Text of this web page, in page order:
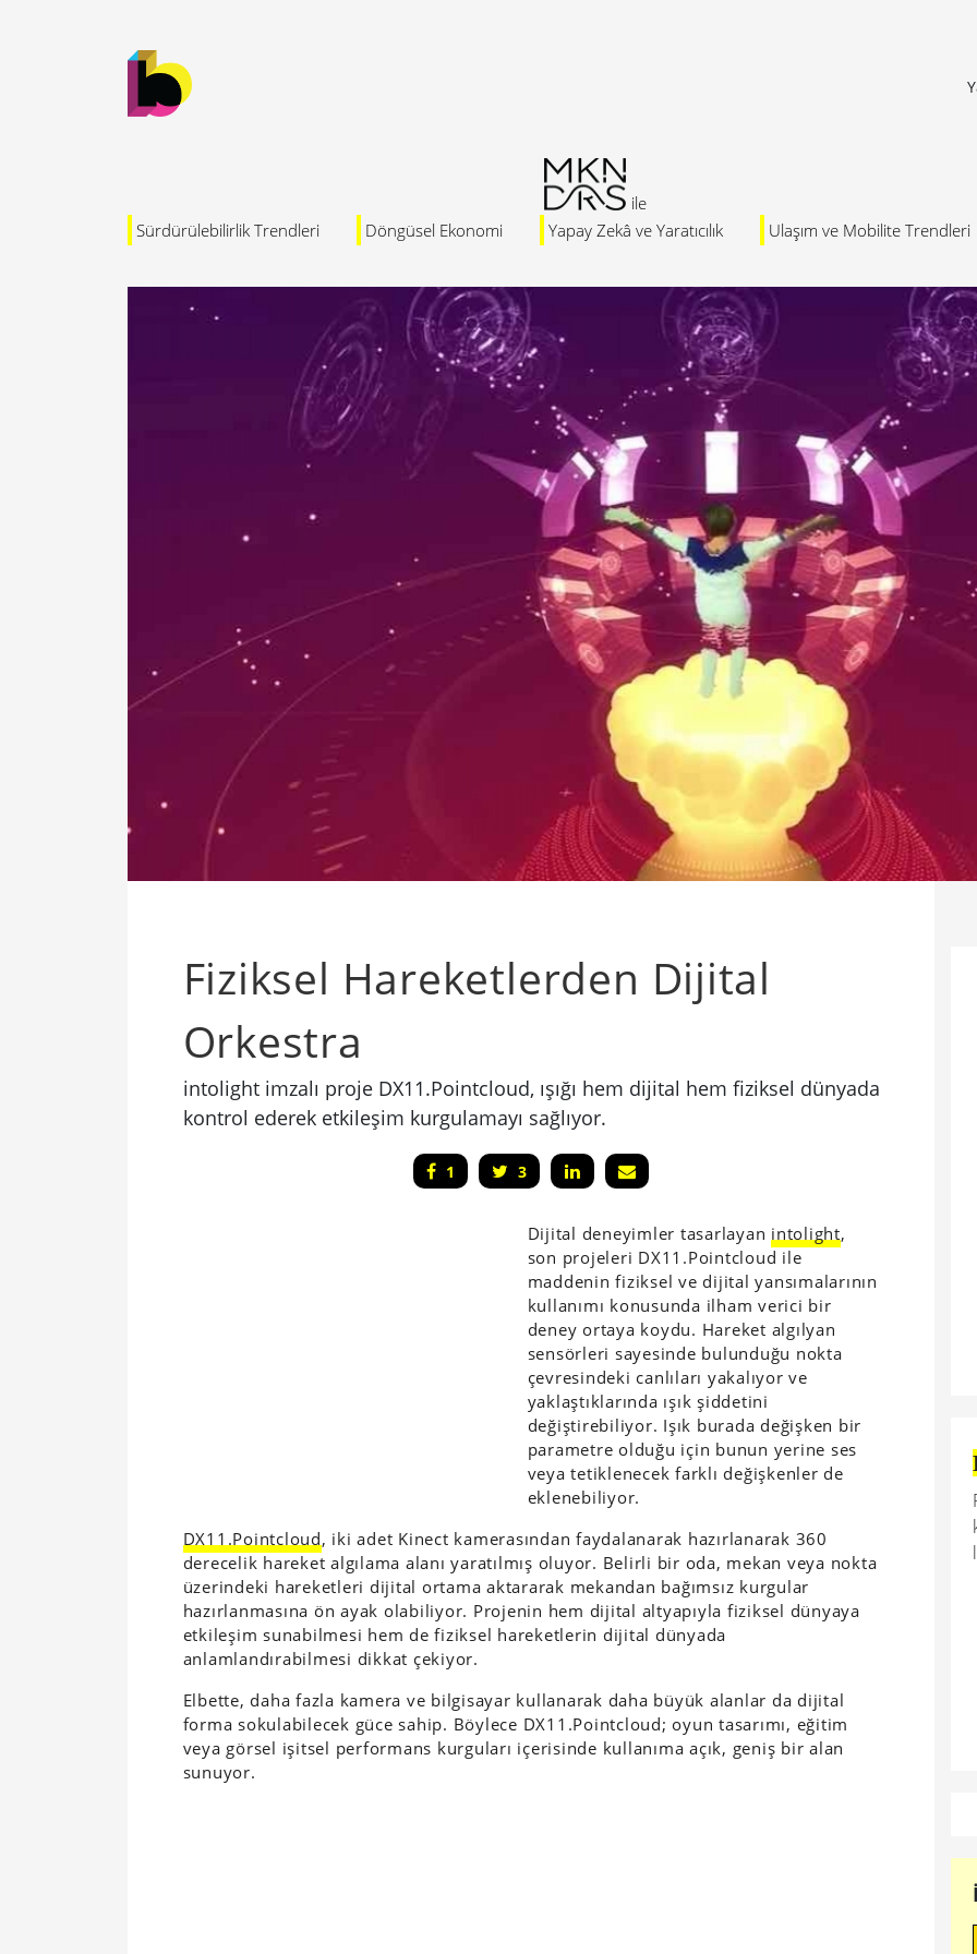
Sürdürülebilirlik Trendleri Döngüsel Ekonomi Yapay Zekâ ve Yaratıcılık Ulaşım ve Mobilite Trendleri
Fiziksel Hareketlerden Dijital
Orkestra
intolight imzalı proje DX11.Pointcloud, ışığı hem dijital hem fiziksel dünyada
kontrol ederek etkileşim kurgulamayı sağlıyor.
1 3
Dijital deneyimler tasarlayan intolight,
son projeleri DX11.Pointcloud ile
maddenin fiziksel ve dijital yansımalarının
kullanımı konusunda ilham verici bir
deney ortaya koydu. Hareket algılyan
sensörleri sayesinde bulunduğu nokta
çevresindeki canlıları yakalıyor ve
yaklaştıklarında ışık şiddetini
değiştirebiliyor. Işık burada değişken bir
parametre olduğu için bunun yerine ses
veya tetiklenecek farklı değişkenler de
eklenebiliyor.
DX11.Pointcloud, iki adet Kinect kamerasından faydalanarak hazırlanarak 360
derecelik hareket algılama alanı yaratılmış oluyor. Belirli bir oda, mekan veya nokta
üzerindeki hareketleri dijital ortama aktararak mekandan bağımsız kurgular
hazırlanmasına ön ayak olabiliyor. Projenin hem dijital altyapıyla fiziksel dünyaya
etkileşim sunabilmesi hem de fiziksel hareketlerin dijital dünyada
anlamlandırabilmesi dikkat çekiyor.
Elbette, daha fazla kamera ve bilgisayar kullanarak daha büyük alanlar da dijital
forma sokulabilecek güce sahip. Böylece DX11.Pointcloud; oyun tasarımı, eğitim
veya görsel işitsel performans kurguları içerisinde kullanıma açık, geniş bir alan
sunuyor.